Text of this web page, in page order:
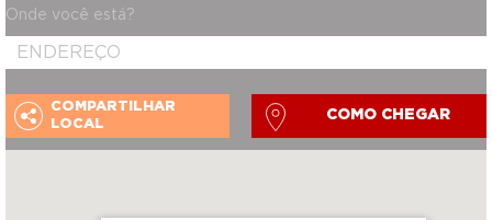
Onde você está?
COMPARTILHAR
LOCAL
COMO CHEGAR